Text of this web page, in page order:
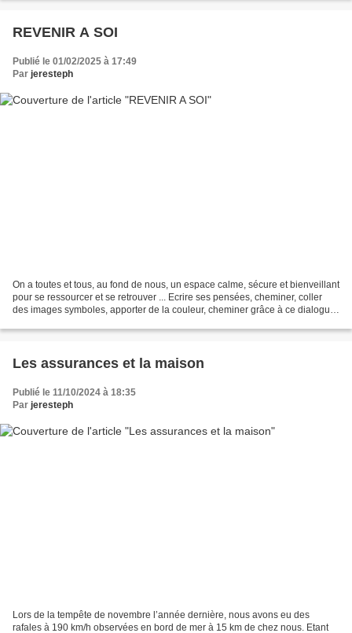
REVENIR A SOI
Publié le 01/02/2025 à 17:49
Par jeresteph
On a toutes et tous, au fond de nous, un espace calme, sécure et bienveillant
pour se ressourcer et se retrouver ... Ecrire ses pensées, cheminer, coller
des images symboles, apporter de la couleur, cheminer grâce à ce dialogue
Les assurances et la maison
Publié le 11/10/2024 à 18:35
Par jeresteph
Lors de la tempête de novembre l’année dernière, nous avons eu des
rafales à 190 km/h observées en bord de mer à 15 km de chez nous. Etant